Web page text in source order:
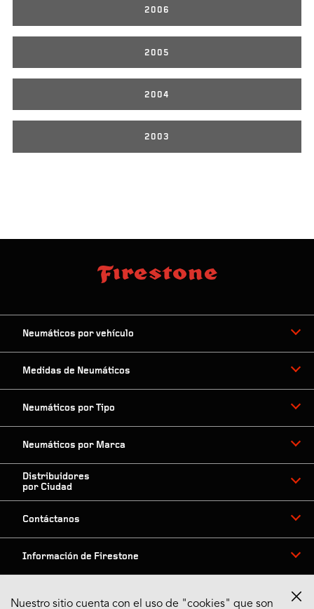
2006
2005
2004
2003
Neumáticos por vehículo
Medidas de Neumáticos
Neumáticos por Tipo
Neumáticos por Marca
Distribuidores
por Ciudad
Contáctanos
Información de Firestone
Nuestro sitio cuenta con el uso de "cookies" que son